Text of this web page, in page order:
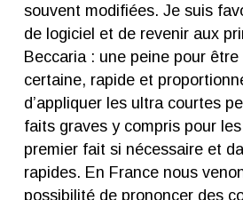
souvent modifiées. Je suis
de logiciel et de revenir aux
Beccaria : une peine pour
certaine, rapide et
d’appliquer les ultra courtes
faits graves y compris pour
premier fait si nécessaire et
rapides. En France nous
possibilité de prononcer des